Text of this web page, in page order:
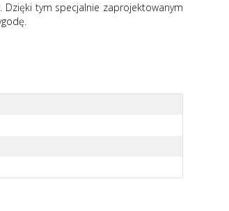
tym specjalnie zaprojektowanym